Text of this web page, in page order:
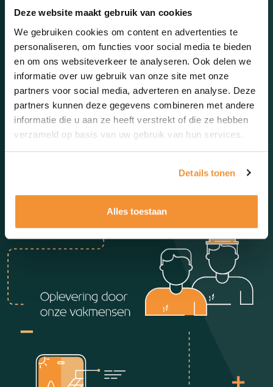
Deze website maakt gebruik van cookies
We gebruiken cookies om content en advertenties te
personaliseren, om functies voor social media te bieden
en om ons websiteverkeer te analyseren. Ook delen we
informatie over uw gebruik van onze site met onze
partners voor social media, adverteren en analyse. Deze
partners kunnen deze gegevens combineren met andere
informatie die u aan ze heeft verstrekt of die ze hebben
verzameld op basis van uw gebruik van hun services.
Details tonen
Alles toestaan